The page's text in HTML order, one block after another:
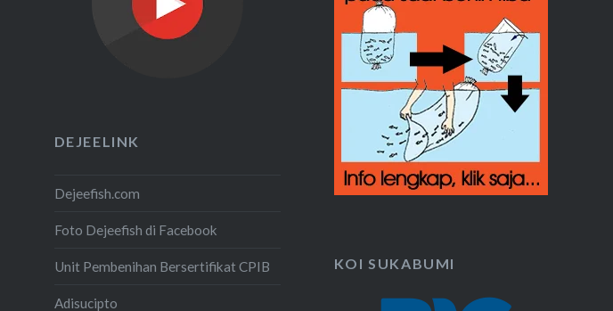
DEJEELINK
Dejeefish.com
Foto Dejeefish di Facebook
Unit Pembenihan Bersertifikat CPIB
Adisucipto
KOI SUKABUMI